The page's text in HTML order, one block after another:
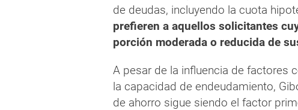
de deudas, incluyendo la cuota
prefieren a aquellos solicitantes
porción moderada o reducida de
A pesar de la influencia de factores
la capacidad de endeudamiento,
de ahorro sigue siendo el factor